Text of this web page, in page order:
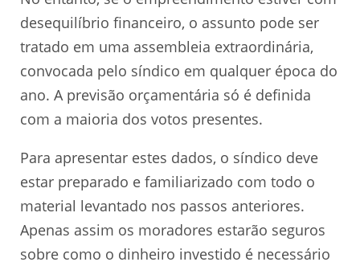
desequilíbrio financeiro, o assunto pode ser
tratado em uma assembleia extraordinária,
convocada pelo síndico em qualquer época do
ano. A previsão orçamentária só é definida
com a maioria dos votos presentes.
Para apresentar estes dados, o síndico deve
estar preparado e familiarizado com todo o
material levantado nos passos anteriores.
Apenas assim os moradores estarão seguros
sobre como o dinheiro investido é necessário